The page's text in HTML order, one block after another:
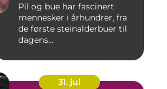
Pil og bue har fascinert
mennesker i århundrer, fra
de første steinalderbuer til
dagens...
31. jul